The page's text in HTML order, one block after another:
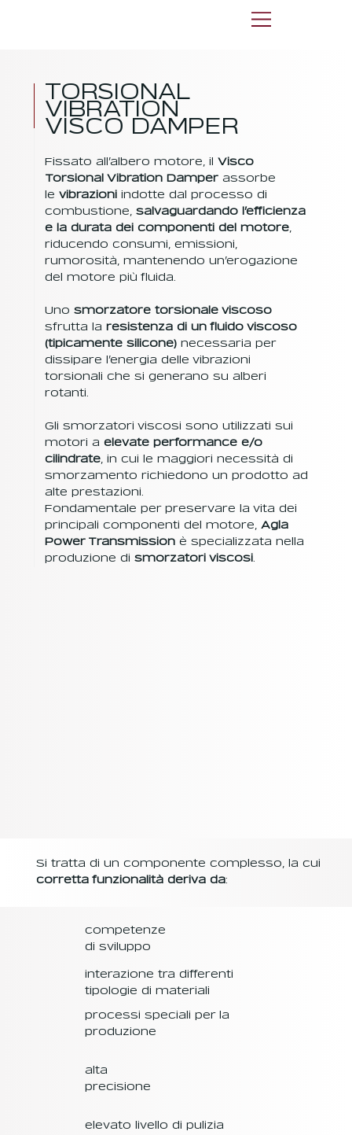
competenze
di sviluppo
interazione tra differenti
tipologie di materiali
processi speciali per la
produzione
alta
precisione
elevato livello di pulizia
TORSIONAL
VIBRATION
VISCO DAMPER
Fissato all’albero motore, ilVisco
Torsional Vibration Damper assorbe
levibrazioni indotte dal processo di
combustione,salvaguardando l’efficienza
e la durata dei componenti del motore
riducendo consumi, emissioni,
rumorosità, mantenendo un’erogazione
del motore più fluida.
Unosmorzatore torsionale viscoso
sfrutta laresistenza di un fluido viscoso
(tipicamente silicone) necessaria per
dissipare l’energia delle vibrazioni
torsionali che si generano su alberi
rotanti.
Gli smorzatori viscosi sono utilizzati sui
motori aelevate performance e/o
cilindrate , in cui le maggiori necessità di
smorzamento richiedono un prodotto ad
alte prestazioni.
Fondamentale per preservare la vita dei
principali componenti del motore, Agla
Power Transmission è specializzata nella
produzione dismorzatori viscosi
Si tratta di un componente complesso, la cui
corretta funzionalità deriva da: